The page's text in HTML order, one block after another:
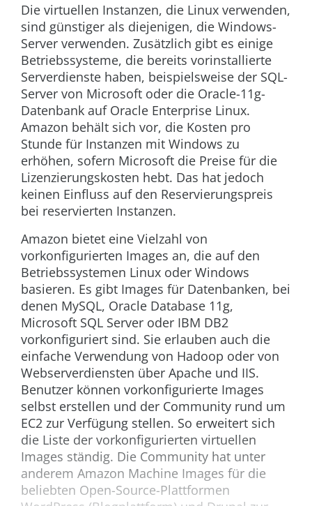
Die virtuellen Instanzen, die Linux verwenden,
sind günstiger als diejenigen, die Windows-
Server verwenden. Zusätzlich gibt es einige
Betriebssysteme, die bereits vorinstallierte
Serverdienste haben, beispielsweise der SQL-
Server von Microsoft oder die Oracle-11g-
Datenbank auf Oracle Enterprise Linux.
Amazon behält sich vor, die Kosten pro
Stunde für Instanzen mit Windows zu
erhöhen, sofern Microsoft die Preise für die
Lizenzierungskosten hebt. Das hat jedoch
keinen Einfluss auf den Reservierungspreis
bei reservierten Instanzen.
Amazon bietet eine Vielzahl von
vorkonfigurierten Images an, die auf den
Betriebssystemen Linux oder Windows
basieren. Es gibt Images für Datenbanken, bei
denen MySQL, Oracle Database 11g,
Microsoft SQL Server oder IBM DB2
vorkonfiguriert sind. Sie erlauben auch die
einfache Verwendung von Hadoop oder von
Webserverdiensten über Apache und IIS.
Benutzer können vorkonfigurierte Images
selbst erstellen und der Community rund um
EC2 zur Verfügung stellen. So erweitert sich
die Liste der vorkonfigurierten virtuellen
Images ständig. Die Community hat unter
anderem Amazon Machine Images für die
beliebten Open-Source-Plattformen